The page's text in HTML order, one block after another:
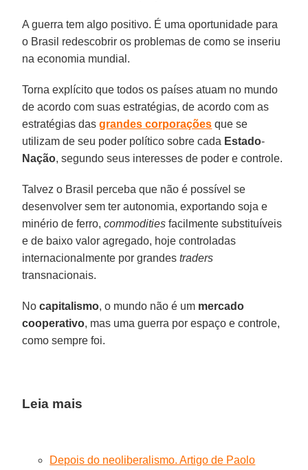
A guerra tem algo positivo. É uma oportunidade para
o Brasil redescobrir os problemas de como se inseriu
na economia mundial.
Torna explícito que todos os países atuam no mundo
de acordo com suas estratégias, de acordo com as
estratégias dasgrandes corporações que se
utilizam de seu poder político sobre cada Estado-
Nação, segundo seus interesses de poder e controle.
Talvez o Brasil perceba que não é possível se
desenvolver sem ter autonomia, exportando soja e
minério de ferro,commodities facilmente substituíveis
e de baixo valor agregado, hoje controladas
internacionalmente por grandestraders
transnacionais.
Nocapitalismo, o mundo não é um mercado
cooperativo, mas uma guerra por espaço e controle,
como sempre foi.
Leia mais
Depois do neoliberalismo. Artigo de Paolo